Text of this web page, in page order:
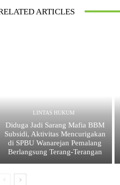
ARTICLES
LINTAS HUKUM
Diduga Jadi Sarang Mafia BBM
Subsidi, Aktivitas Mencurigakan
di SPBU Wanarejan Pemalang
Berlangsung Terang-Terangan